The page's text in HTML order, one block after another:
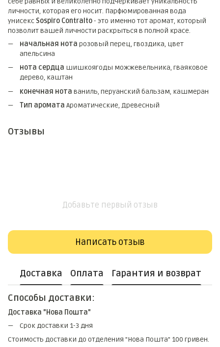
личности, которая его носит. Парфюмированная вода
унисекс Sospiro Contralto- это именно тот аромат, который
позволит вашей личности раскрыться в полной красе.
начальная нота розовый перец, гвоздика, цвет
апельсина
нота сердца шишкоягоды можжевельника, гваяковое
дерево, каштан
конечная нота ваниль, перуанский бальзам, кашмеран
Тип аромата Ароматические, Древесный
Отзывы
Добавьте первый отзыв
Написать отзыв
Доставка Оплата Гарантия и возврат
Способы доставки:
Доставка "Нова Пошта"
Срок доставки 1-3 дня
Стоимость доставки до отделения "Нова Пошта" 100 гривен.